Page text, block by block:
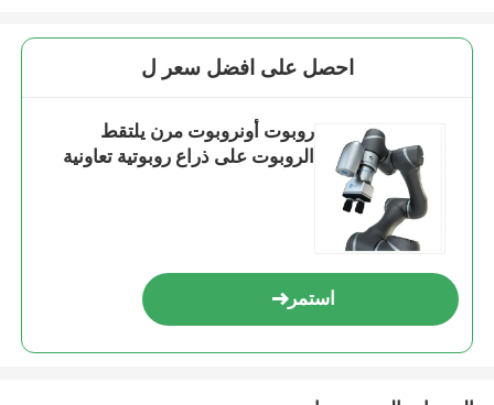
احصل على افضل سعر ل
روبوت أونروبوت مرن يلتقط
الروبوت على ذراع روبوتية تعاونية
استمر